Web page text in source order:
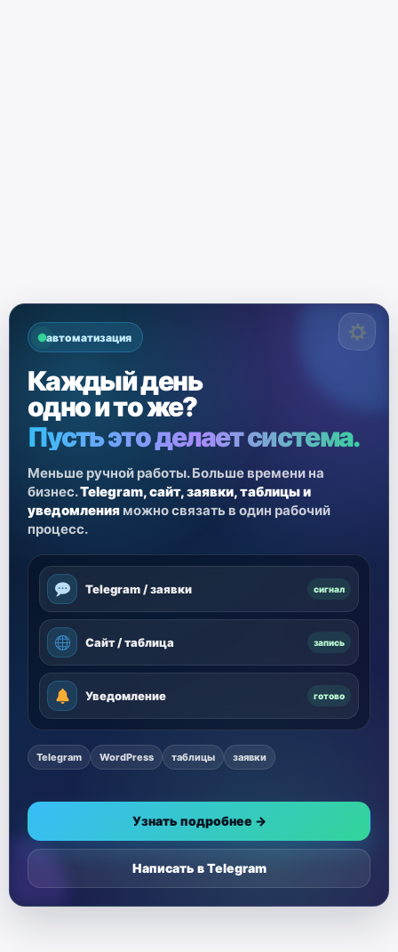
автоматизация
Каждый день
одно и то же?
Пусть это делает система.
Меньше ручной работы. Больше времени на
бизнес.Telegram, сайт, заявки, таблицы и
уведомления можно связать в один рабочий
процесс.
Telegram / заявки сигнал
Сайт / таблица запись
Уведомление готово
Telegram WordPress таблицы заявки
Узнать подробнее →
Написать в Telegram